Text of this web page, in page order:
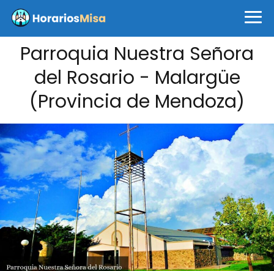
Parroquia Nuestra Señora
del Rosario - Malargüe
(Provincia de Mendoza)